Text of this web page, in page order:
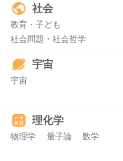
社会
教育・子ども
社会問題・社会哲学
宇宙
宇宙
理化学
物理学 量子論 数学